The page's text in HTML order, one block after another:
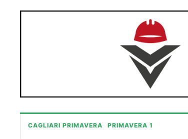
CAGLIARI PRIMAVERA PRIMAVERA 1